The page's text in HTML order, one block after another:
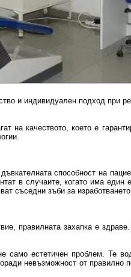
и индивидуален подход при
на качеството, което е
способност на
в случаите, когато има
съседни зъби за
правилната захапка е
само естетичен проблем. Те
невъзможност от